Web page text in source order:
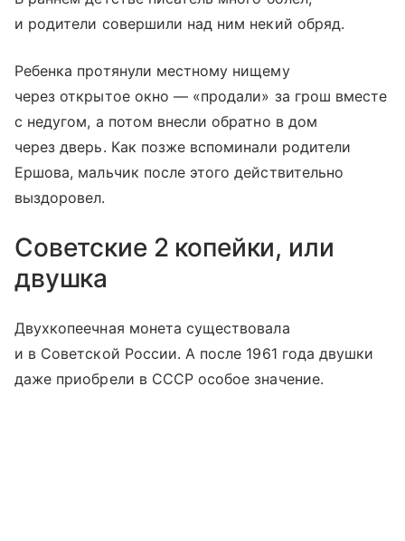
и родители совершили над ним некий обряд.
Ребенка протянули местному нищему
через открытое окно — «продали» за грош вместе
с недугом, а потом внесли обратно в дом
через дверь. Как позже вспоминали родители
Ершова, мальчик после этого действительно
выздоровел.
Cоветские 2 копейки, или
двушка
Двухкопеечная монета существовала
и в Советской России. А после 1961 года двушки
даже приобрели в СССР особое значение.